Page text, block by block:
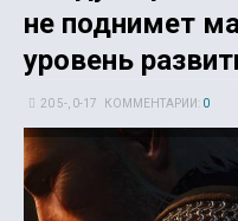
не поднимет
уровень
20 5-, 0-17 КОММЕНТАРИИ: 0